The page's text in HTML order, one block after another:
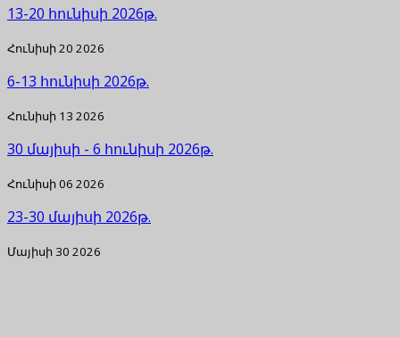
13-20 հունիսի 2026թ.
Հունիսի 20 2026
6-13 հունիսի 2026թ.
Հունիսի 13 2026
30 մայիսի - 6 հունիսի 2026թ.
Հունիսի 06 2026
23-30 մայիսի 2026թ.
Մայիսի 30 2026